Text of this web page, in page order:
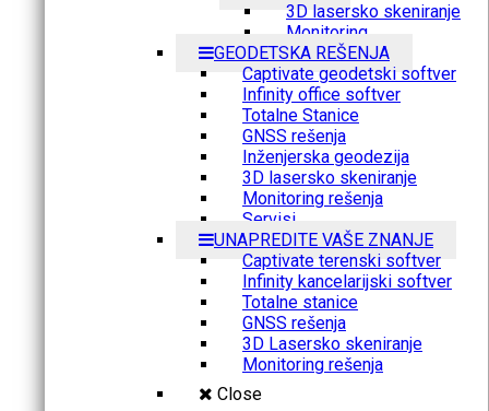
3D lasersko skeniranje
Monitoring
GEODETSKA REŠENJA
Captivate geodetski softver
Infinity office softver
Totalne Stanice
GNSS rešenja
Inženjerska geodezija
3D lasersko skeniranje
Monitoring rešenja
Servisi
UNAPREDITE VAŠE ZNANJE
Captivate terenski softver
Infinity kancelarijski softver
Totalne stanice
GNSS rešenja
3D Lasersko skeniranje
Monitoring rešenja
Close